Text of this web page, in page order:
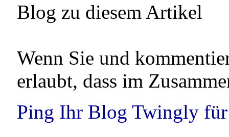
Blog zu diesem Artikel
Wenn Sie und
erlaubt, dass im
Ping Ihr Blog Twingly für